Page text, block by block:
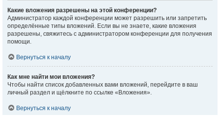
Какие вложения разрешены на этой конференции?
Администратор каждой конференции может разрешить или запретить
определённые типы вложений. Если вы не знаете, какие вложения
разрешены, свяжитесь с администратором конференции для получения
помощи.
Вернуться к началу
Как мне найти мои вложения?
Чтобы найти список добавленных вами вложений, перейдите в ваш
личный раздел и щёлкните по ссылке «Вложения».
Вернуться к началу